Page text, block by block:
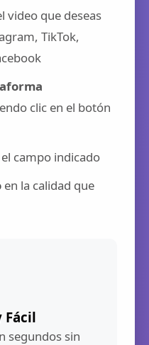
video que deseas
TikTok,
clic en el botón
campo indicado
en la calidad que
Fácil
segundos sin